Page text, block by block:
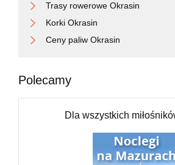
Trasy rowerowe Okrasin
Korki Okrasin
Ceny paliw Okrasin
Polecamy
Dla wszystkich